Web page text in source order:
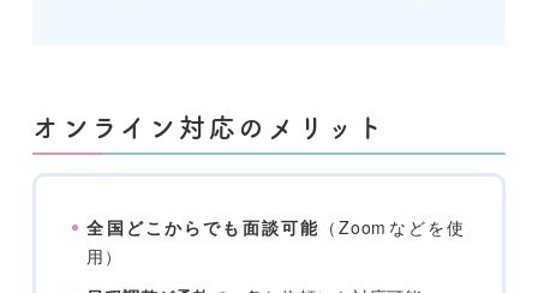
オンライン対応のメリット
全国どこからでも面談可能 （Zoomなどを使
用）